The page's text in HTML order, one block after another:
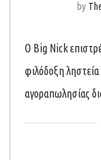
by
Ο Big Nick
φιλόδοξη
αγοραπωλησίας